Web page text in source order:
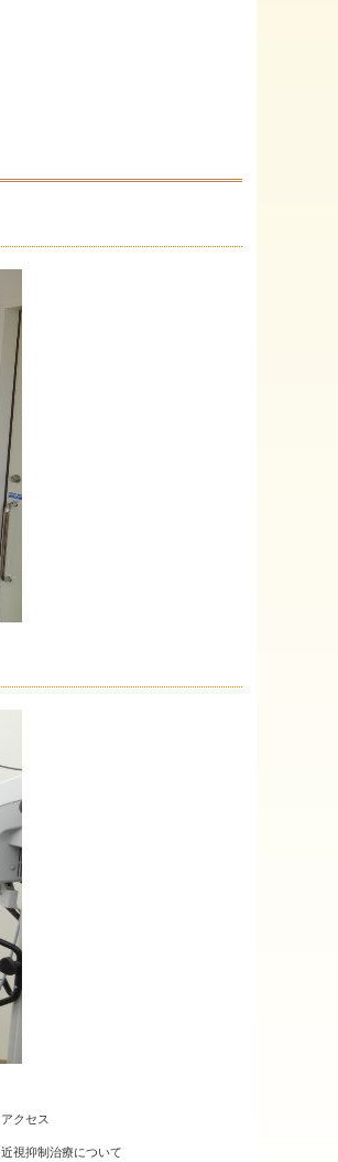
アクセス
近視抑制治療について